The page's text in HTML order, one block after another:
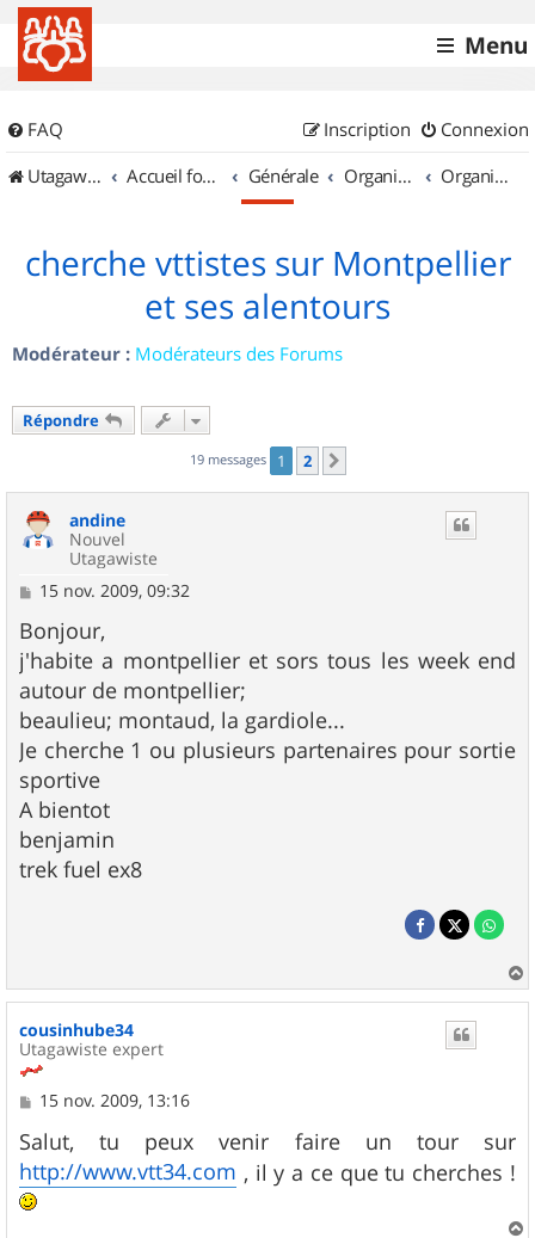
Menu
FAQ Connexion
Inscription
UtagawaVTT (Randos VTT et VTTAE avec traces GPS)
Accueil forum Générale Organisation de sorties & Recherche de partenaires Organisation de sorties en région Languedoc Roussillon
cherche vttistes sur Montpellier
et ses alentours
Modérateur : Modérateurs des Forums
Répondre
19 messages 1 2
andine
Nouvel
Utagawiste
M
s
s
a
g
e
15 nov. 2009, 09:32
Bonjour,
j'habite a montpellier et sors tous les week end
autour de montpellier;
beaulieu; montaud, la gardiole...
Je cherche 1 ou plusieurs partenaires pour sortie
sportive
A bientot
benjamin
trek fuel ex8
a
cousinhube34
Utagawiste expert
M
s
s
a
g
e
15 nov. 2009, 13:16
Salut, tu peux venir faire un tour sur
http://www.vtt34.com , il y a ce que tu cherches !